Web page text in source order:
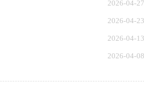
2026-04-27
2026-04-23
2026-04-13
2026-04-08